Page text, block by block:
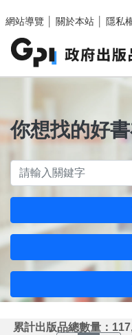
網站導覽
關於本站 隱私
你想找的好書
累計出版品總數量：